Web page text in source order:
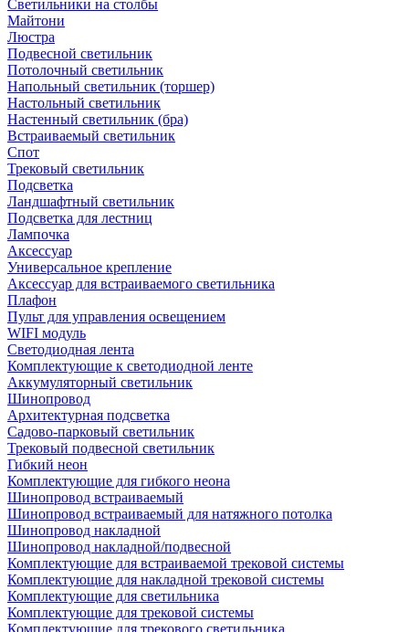
Светильники на столбы
Майтони
Люстра
Подвесной светильник
Потолочный светильник
Напольный светильник (торшер)
Настольный светильник
Настенный светильник (бра)
Встраиваемый светильник
Спот
Трековый светильник
Подсветка
Ландшафтный светильник
Подсветка для лестниц
Лампочка
Аксессуар
Универсальное крепление
Аксессуар для встраиваемого светильника
Плафон
Пульт для управления освещением
WIFI модуль
Светодиодная лента
Комплектующие к светодиодной ленте
Аккумуляторный светильник
Шинопровод
Архитектурная подсветка
Садово-парковый светильник
Трековый подвесной светильник
Гибкий неон
Комплектующие для гибкого неона
Шинопровод встраиваемый
Шинопровод встраиваемый для натяжного потолка
Шинопровод накладной
Шинопровод накладной/подвесной
Комплектующие для встраиваемой трековой системы
Комплектующие для накладной трековой системы
Комплектующие для светильника
Комплектующие для трековой системы
Комплектующие для трекового светильника